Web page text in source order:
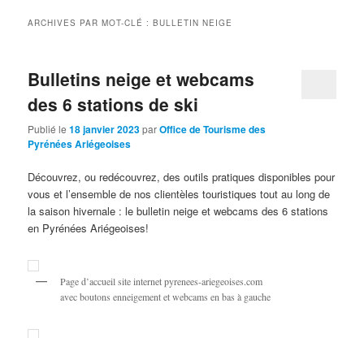
ARCHIVES PAR MOT-CLÉ :BULLETIN NEIGE
Bulletins neige et webcams
des 6 stations de ski
Publié le18 janvier 2023parOffice de Tourisme des
Pyrénées Ariégeoises
Découvrez, ou redécouvrez, des outils pratiques disponibles pour
vous et l’ensemble de nos clientèles touristiques tout au long de
la saison hivernale : le bulletin neige et webcams des 6 stations
en Pyrénées Ariégeoises!
Page d’accueil site internet pyrenees-ariegeoises.com
avec boutons enneigement et webcams en bas à gauche